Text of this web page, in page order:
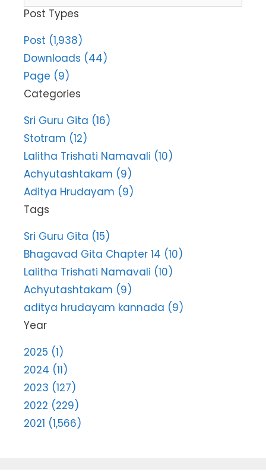
Post Types
Post (1,938)
Downloads (44)
Page (9)
Categories
Sri Guru Gita (16)
Stotram (12)
Lalitha Trishati Namavali (10)
Achyutashtakam (9)
Aditya Hrudayam (9)
Tags
Sri Guru Gita (15)
Bhagavad Gita Chapter 14 (10)
Lalitha Trishati Namavali (10)
Achyutashtakam (9)
aditya hrudayam kannada (9)
Year
2025 (1)
2024 (11)
2023 (127)
2022 (229)
2021 (1,566)